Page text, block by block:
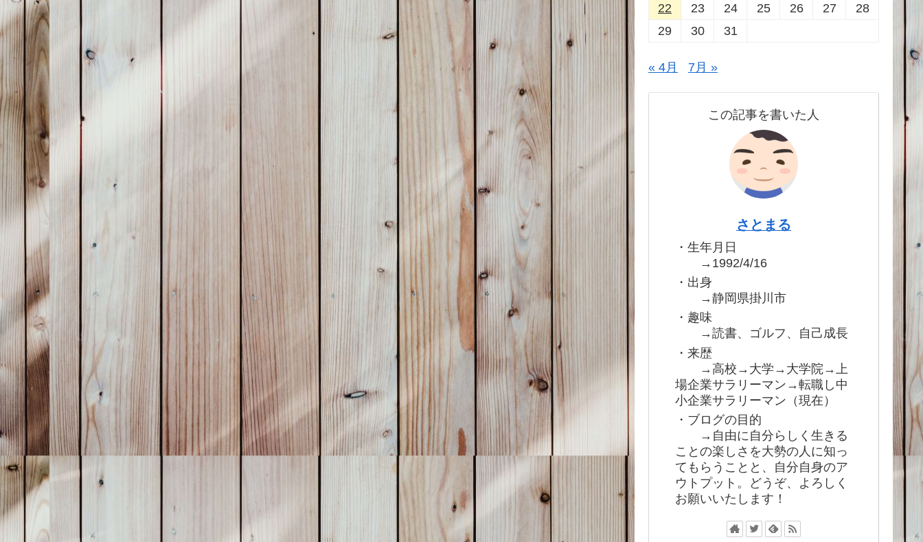
22
23 24 25 26 27
28
29
30 31
« 4月 7月 »
この記事を書いた人
さとまる
・生年月日
→1992/4/16
・出身
→静岡県掛川市
・趣味
→読書、ゴルフ、自己成長
・来歴
→高校→大学→大学院→上
場企業サラリーマン→転職し中
小企業サラリーマン（現在）
・ブログの目的
→自由に自分らしく生きる
ことの楽しさを大勢の人に知っ
てもらうことと、自分自身のア
ウトプット。どうぞ、よろしく
お願いいたします！